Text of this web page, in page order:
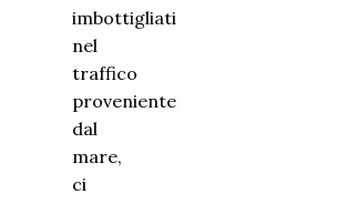
imbottigliati
nel
traffico
proveniente
dal
mare,
ci